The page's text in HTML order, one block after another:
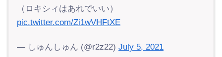
（ロキシィはあれでいい）
pic.twitter.com/Zi1wVHFtXE
— しゅんしゅん (@r2z22) July 5, 2021